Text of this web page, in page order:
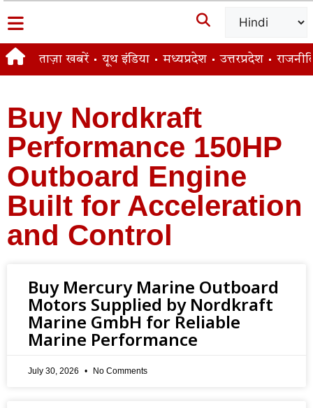
ताज़ा खबरें यूथ इंडिया मध्यप्रदेश उत्तरप्रदेश
Buy Nordkraft
Performance 150HP
Outboard Engine
Built for Acceleration
and Control
Buy Mercury Marine Outboard
Motors Supplied by Nordkraft
Marine GmbH for Reliable
Marine Performance
July 30, 2026 No Comments